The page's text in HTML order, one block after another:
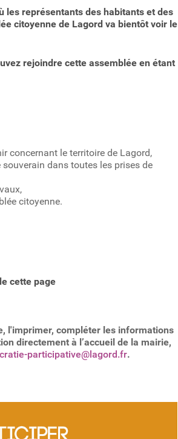
les représentants des habitants et des
citoyenne de Lagord va bientôt voir le
rejoindre cette assemblée en étant
concernant le territoire de Lagord,
dans toutes les prises de
citoyenne.
cette page
l'imprimer, compléter les informations
directement à l’accueil de la mairie,
participative@lagord.fr.